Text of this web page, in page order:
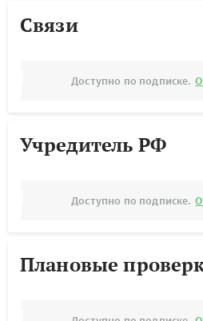
Связи
Доступно по подписке.
Учредитель РФ
Доступно по подписке.
Плановые